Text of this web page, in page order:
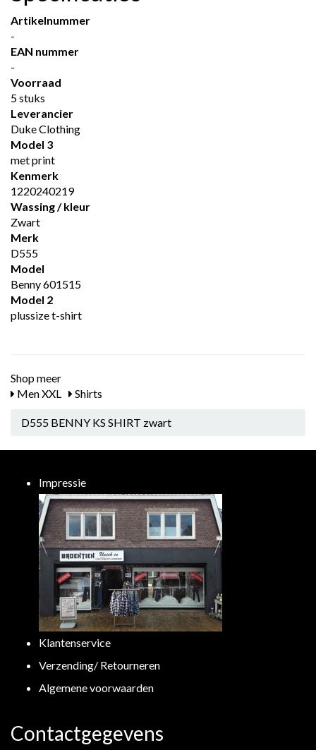
Artikelnummer
-
EAN nummer
-
Voorraad
5 stuks
Leverancier
Duke Clothing
Model 3
met print
Kenmerk
1220240219
Wassing / kleur
Zwart
Merk
D555
Model
Benny 601515
Model 2
plussize t-shirt
Shop meer
Men XXL
Shirts
D555 BENNY KS SHIRT zwart
Impressie
Klantenservice
Verzending/ Retourneren
Algemene voorwaarden
Contactgegevens